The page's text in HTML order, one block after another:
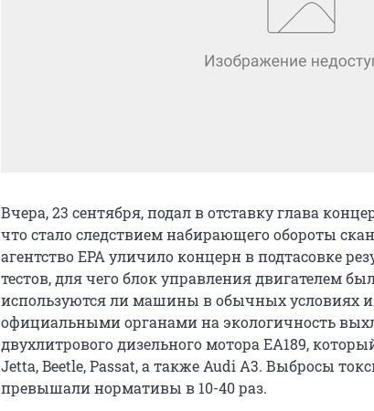
Вчера, 23 сентября, подал в отставку глава
что стало следствием набирающего обороты
агентство EPA уличило концерн в подтасовке
тестов, для чего блок управления двигателем
используются ли машины в обычных условиях
официальными органами на экологичность
двухлитрового дизельного мотора EA189,
Jetta, Beetle, Passat, а также Audi A3. Выбросы
превышали нормативы в 10-40 раз.